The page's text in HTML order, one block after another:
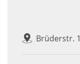
Brüderstr.